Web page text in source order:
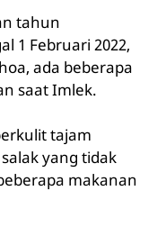
tahun
1 Februari 2022,
ada beberapa
saat Imlek.
tajam
yang tidak
makanan